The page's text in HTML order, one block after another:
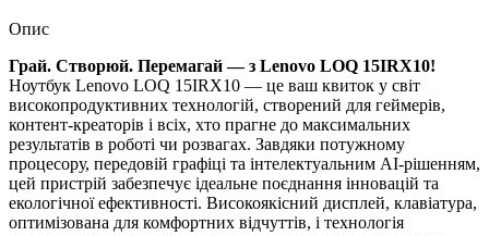
Опис
Грай. Створюй. Перемагай — з Lenovo LOQ 15IRX10!
Ноутбук Lenovo LOQ 15IRX10 — це ваш квиток у світ
високопродуктивних технологій, створений для геймерів,
контент-креаторів і всіх, хто прагне до максимальних
результатів в роботі чи розвагах. Завдяки потужному
процесору, передовій графіці та інтелектуальним AI-рішенням,
цей пристрій забезпечує ідеальне поєднання інновацій та
екологічної ефективності. Високоякісний дисплей, клавіатура,
оптимізована для комфортних відчуттів, і технологія